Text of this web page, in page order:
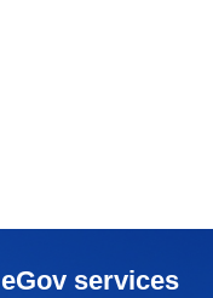
eGov services